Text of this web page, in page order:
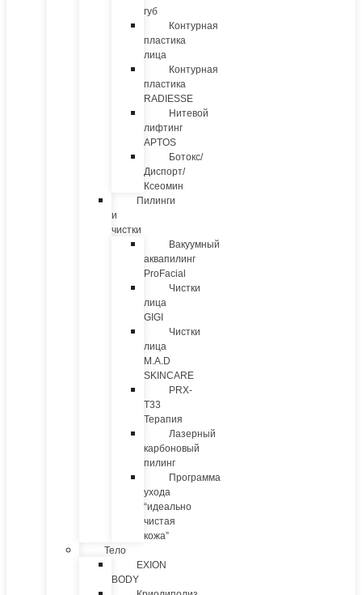
губ
Контурная
пластика
лица
Контурная
пластика
RADIESSE
Нитевой
лифтинг
APTOS
Ботокс/
Диспорт/
Ксеомин
Пилинги
и
чистки
Вакуумный
аквапилинг
ProFacial
Чистки
лица
GIGI
Чистки
лица
M.A.D
SKINCARE
PRX-
T33
Терапия
Лазерный
карбоновый
пилинг
Программа
ухода
“идеально
чистая
кожа”
Тело
EXION
BODY